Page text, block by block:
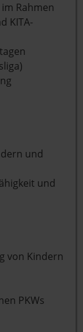
Rahmen
KITA-
und
und
von Kindern
PKWs